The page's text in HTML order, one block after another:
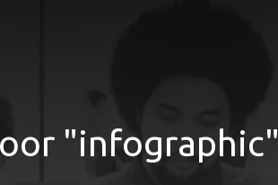
"infographic"